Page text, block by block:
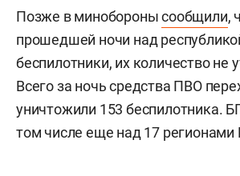
Позже в миноборонысообщили,
прошедшей ночи над
беспилотники, их количество не
Всего за ночь средства ПВО
уничтожили 153 беспилотника.
том числе еще над 17 регионами